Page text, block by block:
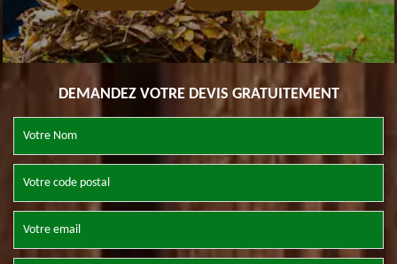
DEMANDEZ VOTRE DEVIS GRATUITEMENT